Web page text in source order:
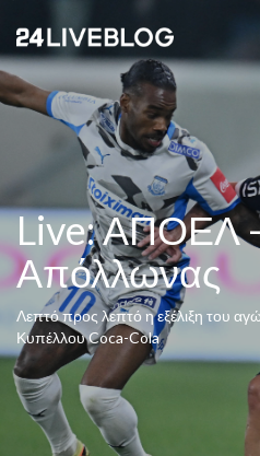
Live: ΑΠΟΕΛ
Απόλλωνας
Λεπτό προς λεπτό η εξέλιξη του
Κυπέλλου Coca-Cola